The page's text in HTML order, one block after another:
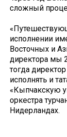
сложный
исполнении
Восточных и
директора мы
тогда
исполнять и
«Кыпчакскую
оркестра
Нидерландах.